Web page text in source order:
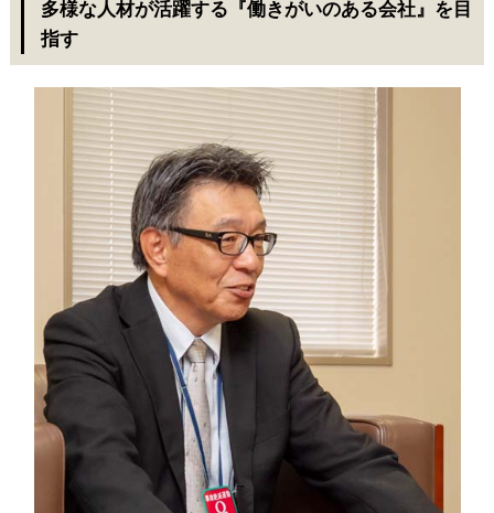
多様な人材が活躍する『働きがいのある会社』を目
指す